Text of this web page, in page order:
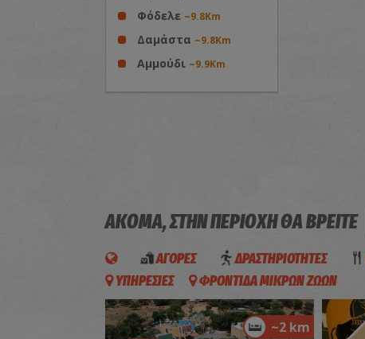
Φόδελε ~9.8Km
Δαμάστα ~9.8Km
Αμμούδι ~9.9Km
ΑΚΟΜΑ, ΣΤΗΝ ΠΕΡΙΟΧΗ ΘΑ ΒΡΕΙΤΕ
ΑΓΟΡΕΣ ΔΡΑΣΤΗΡΙΟΤΗΤΕΣ
ΥΠΗΡΕΣΙΕΣ
ΦΡΟΝΤΙΔΑ ΜΙΚΡΩΝ ΖΩΩΝ
~2 km